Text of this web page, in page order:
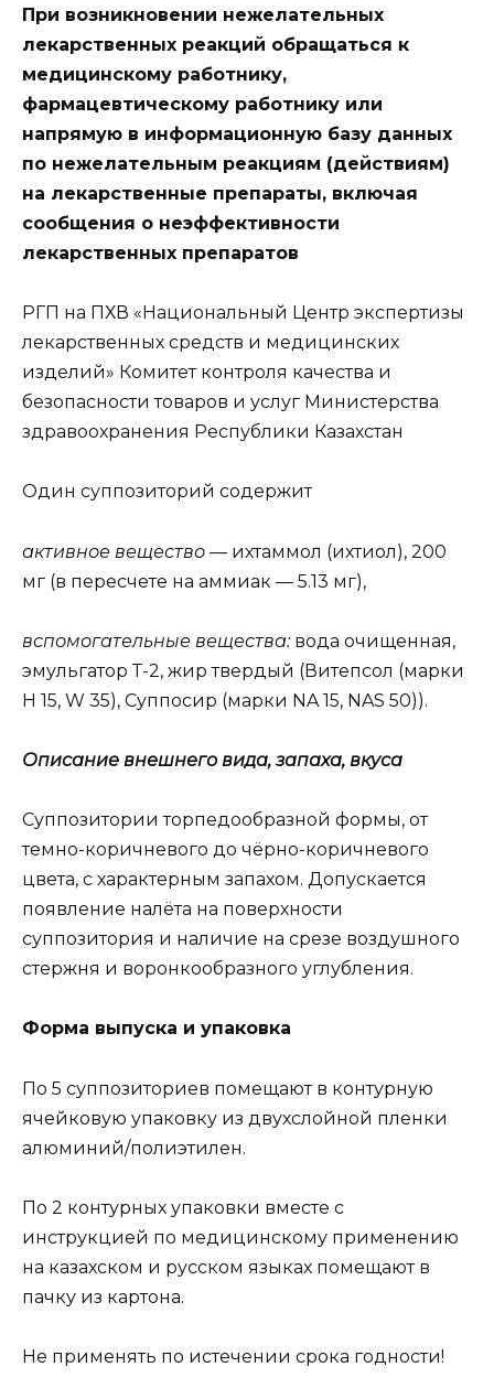
При возникновении нежелательных
лекарственных реакций обращаться к
медицинскому работнику,
фармацевтическому работнику или
напрямую в информационную базу данных
по нежелательным реакциям (действиям)
на лекарственные препараты, включая
сообщения о неэффективности
лекарственных препаратов
РГП на ПХВ «Национальный Центр экспертизы
лекарственных средств и медицинских
изделий» Комитет контроля качества и
безопасности товаров и услуг Министерства
здравоохранения Республики Казахстан
Один суппозиторий содержит
активное вещество — ихтаммол (ихтиол), 200
мг (в пересчете на аммиак — 5.13 мг),
вспомогательные вещества:вода очищенная,
эмульгатор Т-2, жир твердый (Витепсол (марки
Н 15, W 35), Суппосир (марки NA 15, NAS 50)).
Описание внешнего вида, запаха, вкуса
Суппозитории торпедообразной формы, от
темно-коричневого до чёрно-коричневого
цвета, с характерным запахом. Допускается
появление налёта на поверхности
суппозитория и наличие на срезе воздушного
стержня и воронкообразного углубления.
Форма выпуска и упаковка
По 5 суппозиториев помещают в контурную
ячейковую упаковку из двухслойной пленки
алюминий/полиэтилен.
По 2 контурных упаковки вместе с
инструкцией по медицинскому применению
на казахском и русском языках помещают в
пачку из картона.
Не применять по истечении срока годности!